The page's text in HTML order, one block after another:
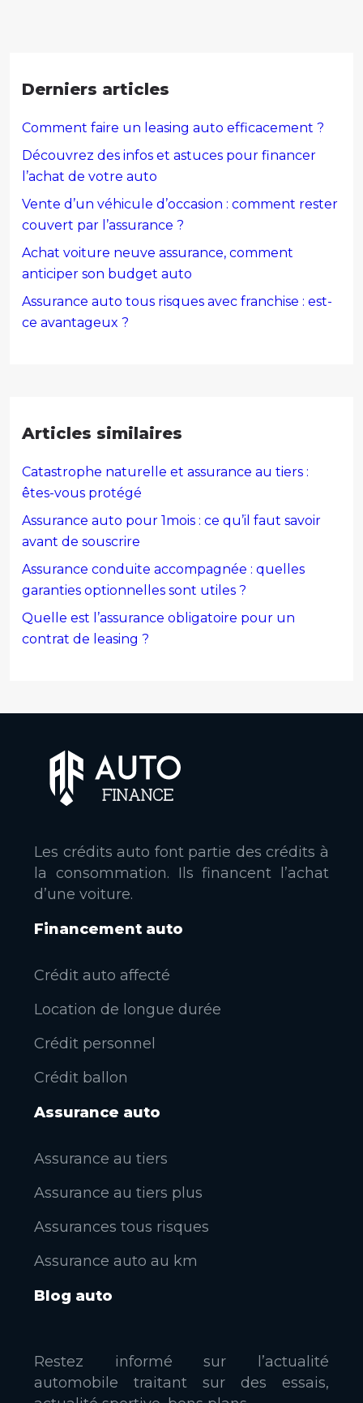
Derniers articles
Comment faire un leasing auto efficacement ?
Découvrez des infos et astuces pour financer
l’achat de votre auto
Vente d’un véhicule d’occasion : comment rester
couvert par l’assurance ?
Achat voiture neuve assurance, comment
anticiper son budget auto
Assurance auto tous risques avec franchise : est-
ce avantageux ?
Articles similaires
Catastrophe naturelle et assurance au tiers :
êtes-vous protégé
Assurance auto pour 1mois : ce qu’il faut savoir
avant de souscrire
Assurance conduite accompagnée : quelles
garanties optionnelles sont utiles ?
Quelle est l’assurance obligatoire pour un
contrat de leasing ?
Les crédits auto font partie des crédits à
la consommation. Ils financent l’achat
d’une voiture.
Financement auto
Crédit auto affecté
Location de longue durée
Crédit personnel
Crédit ballon
Assurance auto
Assurance au tiers
Assurance au tiers plus
Assurances tous risques
Assurance auto au km
Blog auto
Restez informé sur l’actualité
automobile traitant sur des essais,